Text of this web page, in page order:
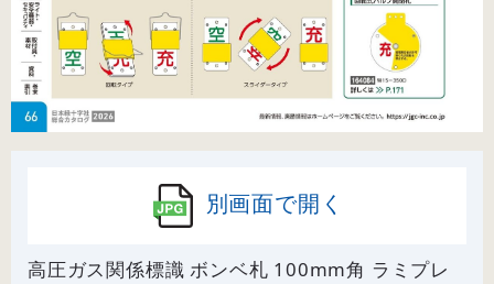
別画面で開く
高圧ガス関係標識 ボンベ札 100mm角 ラミプレ